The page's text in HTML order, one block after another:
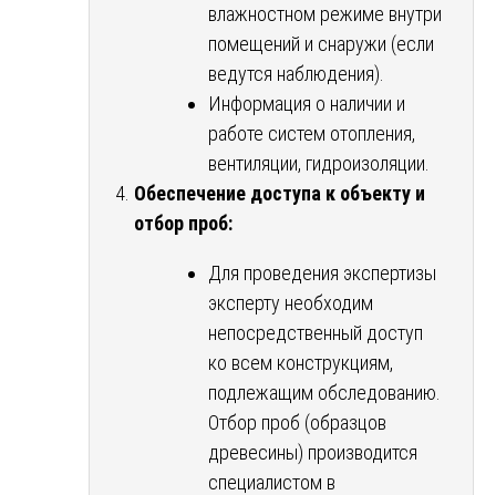
влажностном режиме внутри
помещений и снаружи (если
ведутся наблюдения).
Информация о наличии и
работе систем отопления,
вентиляции, гидроизоляции.
Обеспечение доступа к объекту и
отбор проб:
Для проведения экспертизы
эксперту необходим
непосредственный доступ
ко всем конструкциям,
подлежащим обследованию.
Отбор проб (образцов
древесины) производится
специалистом в